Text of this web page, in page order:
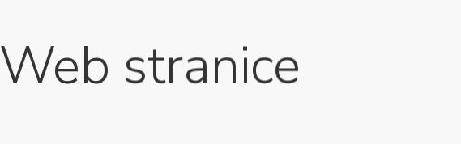
Web stranice